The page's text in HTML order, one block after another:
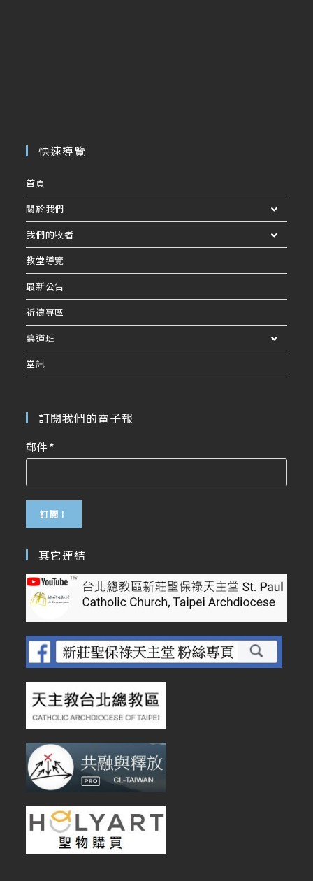
快速導覽
首頁
關於我們
我們的牧者
教堂導覽
最新公告
祈禱專區
慕道班
堂訊
訂閱我們的電子報
郵件*
其它連結